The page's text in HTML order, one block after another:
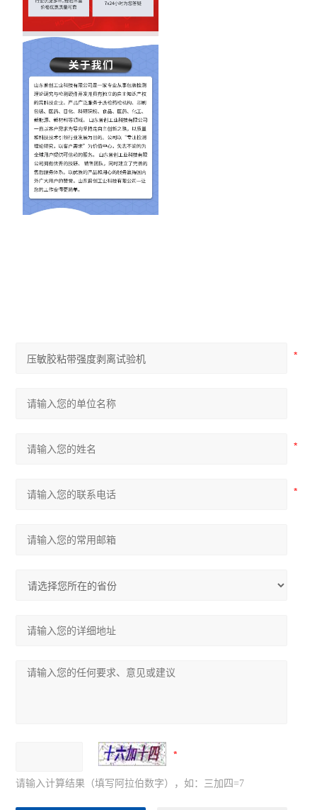
请输入计算结果（填写阿拉伯数字），如：三加四=7